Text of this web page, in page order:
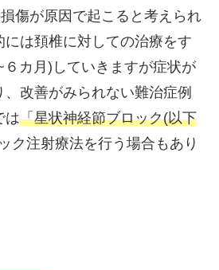
傷が原因で起こると考えられ
には頚椎に対しての治療をす
カ月)していきますが症状が
改善がみられない難治症例
は「星状神経節ブロック(以下
ク注射療法を行う場合もあり